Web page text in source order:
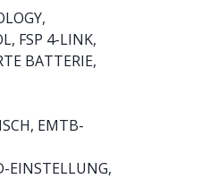
FSP 4-LINK,
BATTERIE,
EMTB-
EINSTELLUNG,